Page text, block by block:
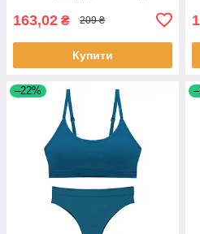
163,02 ₴ 209 ₴
Купити
–22%